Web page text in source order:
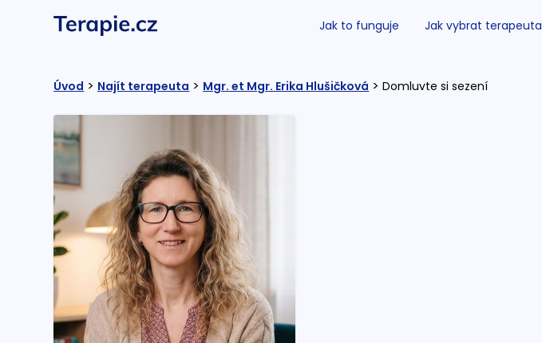
Jak to funguje Jak vybrat terapeuta
Úvod > Najít terapeuta > Mgr. et Mgr. Erika Hlušičková > Domluvte si sezení